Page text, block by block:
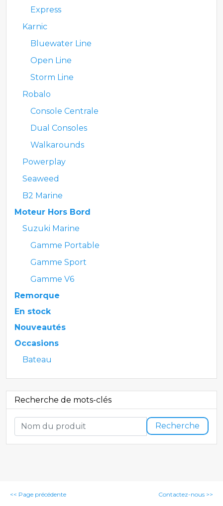
Express
Karnic
Bluewater Line
Open Line
Storm Line
Robalo
Console Centrale
Dual Consoles
Walkarounds
Powerplay
Seaweed
B2 Marine
Moteur Hors Bord
Suzuki Marine
Gamme Portable
Gamme Sport
Gamme V6
Remorque
En stock
Nouveautés
Occasions
Bateau
Recherche de mots-clés
Recherche
<< Page précédente Contactez-nous >>